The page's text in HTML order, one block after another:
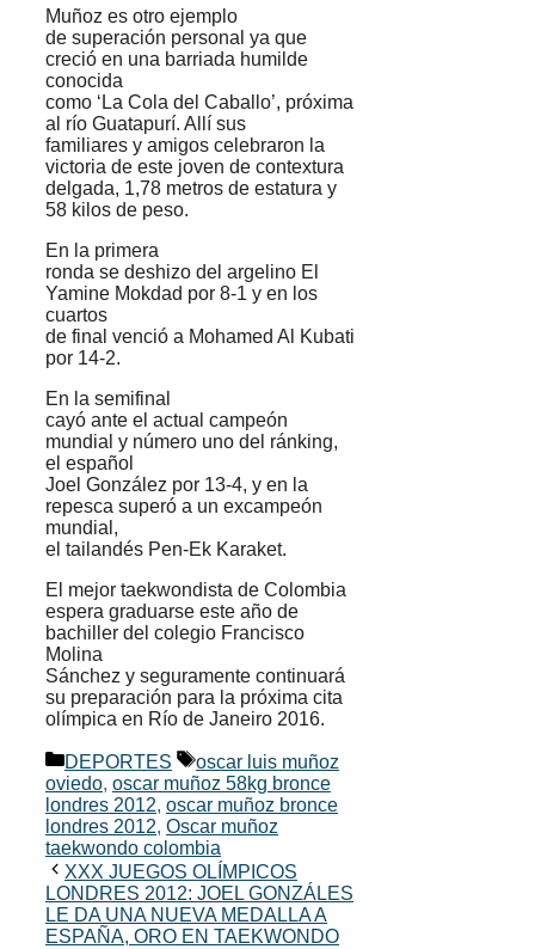
Muñoz es otro ejemplo
de superación personal ya que
creció en una barriada humilde
conocida
como ‘La Cola del Caballo’, próxima
al río Guatapurí. Allí sus
familiares y amigos celebraron la
victoria de este joven de contextura
delgada, 1,78 metros de estatura y
58 kilos de peso.
En la primera
ronda se deshizo del argelino El
Yamine Mokdad por 8-1 y en los
cuartos
de final venció a Mohamed Al Kubati
por 14-2.
En la semifinal
cayó ante el actual campeón
mundial y número uno del ránking,
el español
Joel González por 13-4, y en la
repesca superó a un excampeón
mundial,
el tailandés Pen-Ek Karaket.
El mejor taekwondista de Colombia
espera graduarse este año de
bachiller del colegio Francisco
Molina
Sánchez y seguramente continuará
su preparación para la próxima cita
olímpica en Río de Janeiro 2016.
Categorías
DEPORTES Etiquetas
oscar luis muñoz
oviedo, oscar muñoz 58kg bronce
londres 2012, oscar muñoz bronce
londres 2012, Oscar muñoz
taekwondo colombia
XXX JUEGOS OLÍMPICOS
LONDRES 2012: JOEL GONZÁLES
LE DA UNA NUEVA MEDALLA A
ESPAÑA, ORO EN TAEKWONDO